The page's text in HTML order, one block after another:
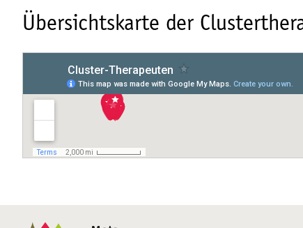
Übersichtskarte der